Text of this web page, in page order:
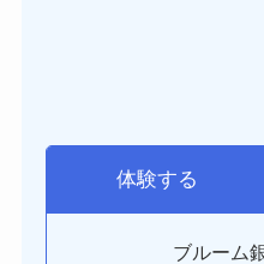
体験する
ブルーム